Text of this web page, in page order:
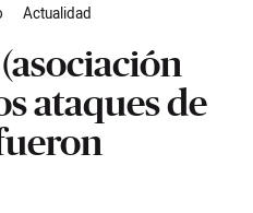
Actualidad
ataques de